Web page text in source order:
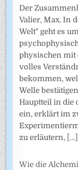
Der
Valier, Max. In
Welt" geht es
physischen mit
volles
bekommen,
Welle
Hauptteil in die
ein, erklärt im
zu erläutern, [...]
Wie die